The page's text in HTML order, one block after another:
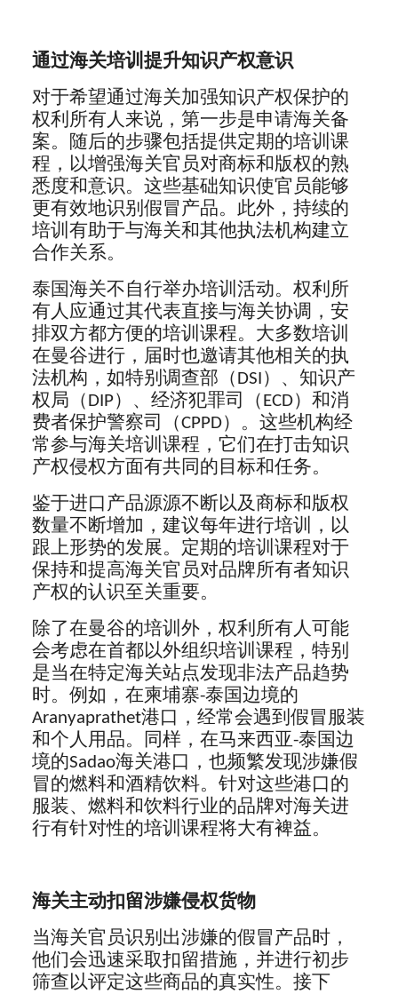
通过海关培训提升知识产权意识
对于希望通过海关加强知识产权保护的
权利所有人来说，第一步是申请海关备
案。随后的步骤包括提供定期的培训课
程，以增强海关官员对商标和版权的熟
悉度和意识。这些基础知识使官员能够
更有效地识别假冒产品。此外，持续的
培训有助于与海关和其他执法机构建立
合作关系。
泰国海关不自行举办培训活动。权利所
有人应通过其代表直接与海关协调，安
排双方都方便的培训课程。大多数培训
在曼谷进行，届时也邀请其他相关的执
法机构，如特别调查部（DSI）、知识产
权局（DIP）、经济犯罪司（ECD）和消
费者保护警察司（CPPD）。这些机构经
常参与海关培训课程，它们在打击知识
产权侵权方面有共同的目标和任务。
鉴于进口产品源源不断以及商标和版权
数量不断增加，建议每年进行培训，以
跟上形势的发展。定期的培训课程对于
保持和提高海关官员对品牌所有者知识
产权的认识至关重要。
除了在曼谷的培训外，权利所有人可能
会考虑在首都以外组织培训课程，特别
是当在特定海关站点发现非法产品趋势
时。例如，在柬埔寨-泰国边境的
Aranyaprathet港口，经常会遇到假冒服装
和个人用品。同样，在马来西亚-泰国边
境的Sadao海关港口，也频繁发现涉嫌假
冒的燃料和酒精饮料。针对这些港口的
服装、燃料和饮料行业的品牌对海关进
行有针对性的培训课程将大有裨益。
海关主动扣留涉嫌侵权货物
当海关官员识别出涉嫌的假冒产品时，
他们会迅速采取扣留措施，并进行初步
筛查以评定这些商品的真实性。接下